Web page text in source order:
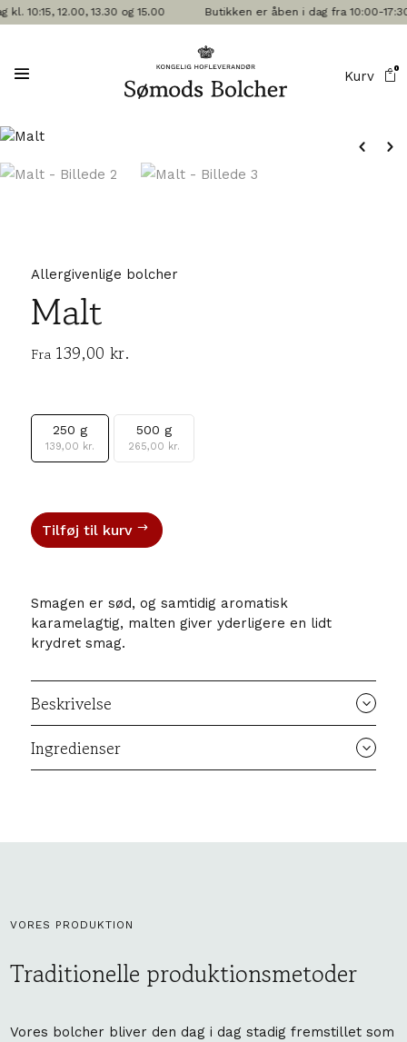
12.00, 13.30 og 15.00 Butikken er åben i dag fra 10:00-17:30
Kurv 0
Allergivenlige bolcher
Malt
Fra 139,00 kr.
250 g
139,00 kr.
500 g
265,00 kr.
Tilføj til kurv
Smagen er sød, og samtidig aromatisk
karamelagtig, malten giver yderligere en lidt
krydret smag.
Beskrivelse
Ingredienser
VORES PRODUKTION
Traditionelle produktionsmetoder
Vores bolcher bliver den dag i dag stadig fremstillet som